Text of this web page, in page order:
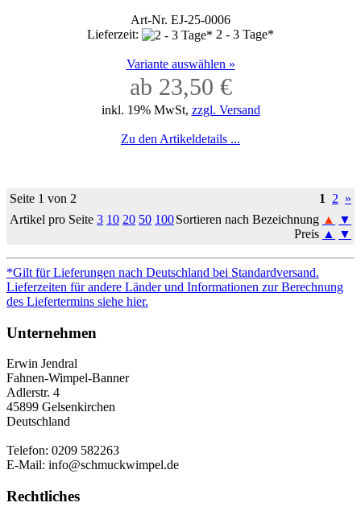
Art-Nr. EJ-25-0006
Lieferzeit:
2 - 3 Tage*
Variante auswählen »
ab 23,50 €
inkl. 19% MwSt, zzgl. Versand
Zu den Artikeldetails ...
Seite 1 von 2 1 2 »
Artikel pro Seite 3 10 20 50 100Sortieren nach Bezeichnung ▲
▼
Preis ▲ ▼
*Gilt für Lieferungen nach Deutschland bei Standardversand.
Lieferzeiten für andere Länder und Informationen zur Berechnung
des Liefertermins siehe hier.
Unternehmen
Erwin Jendral
Fahnen-Wimpel-Banner
Adlerstr. 4
45899 Gelsenkirchen
Deutschland
Telefon: 0209 582263
E-Mail: info@schmuckwimpel.de
Rechtliches